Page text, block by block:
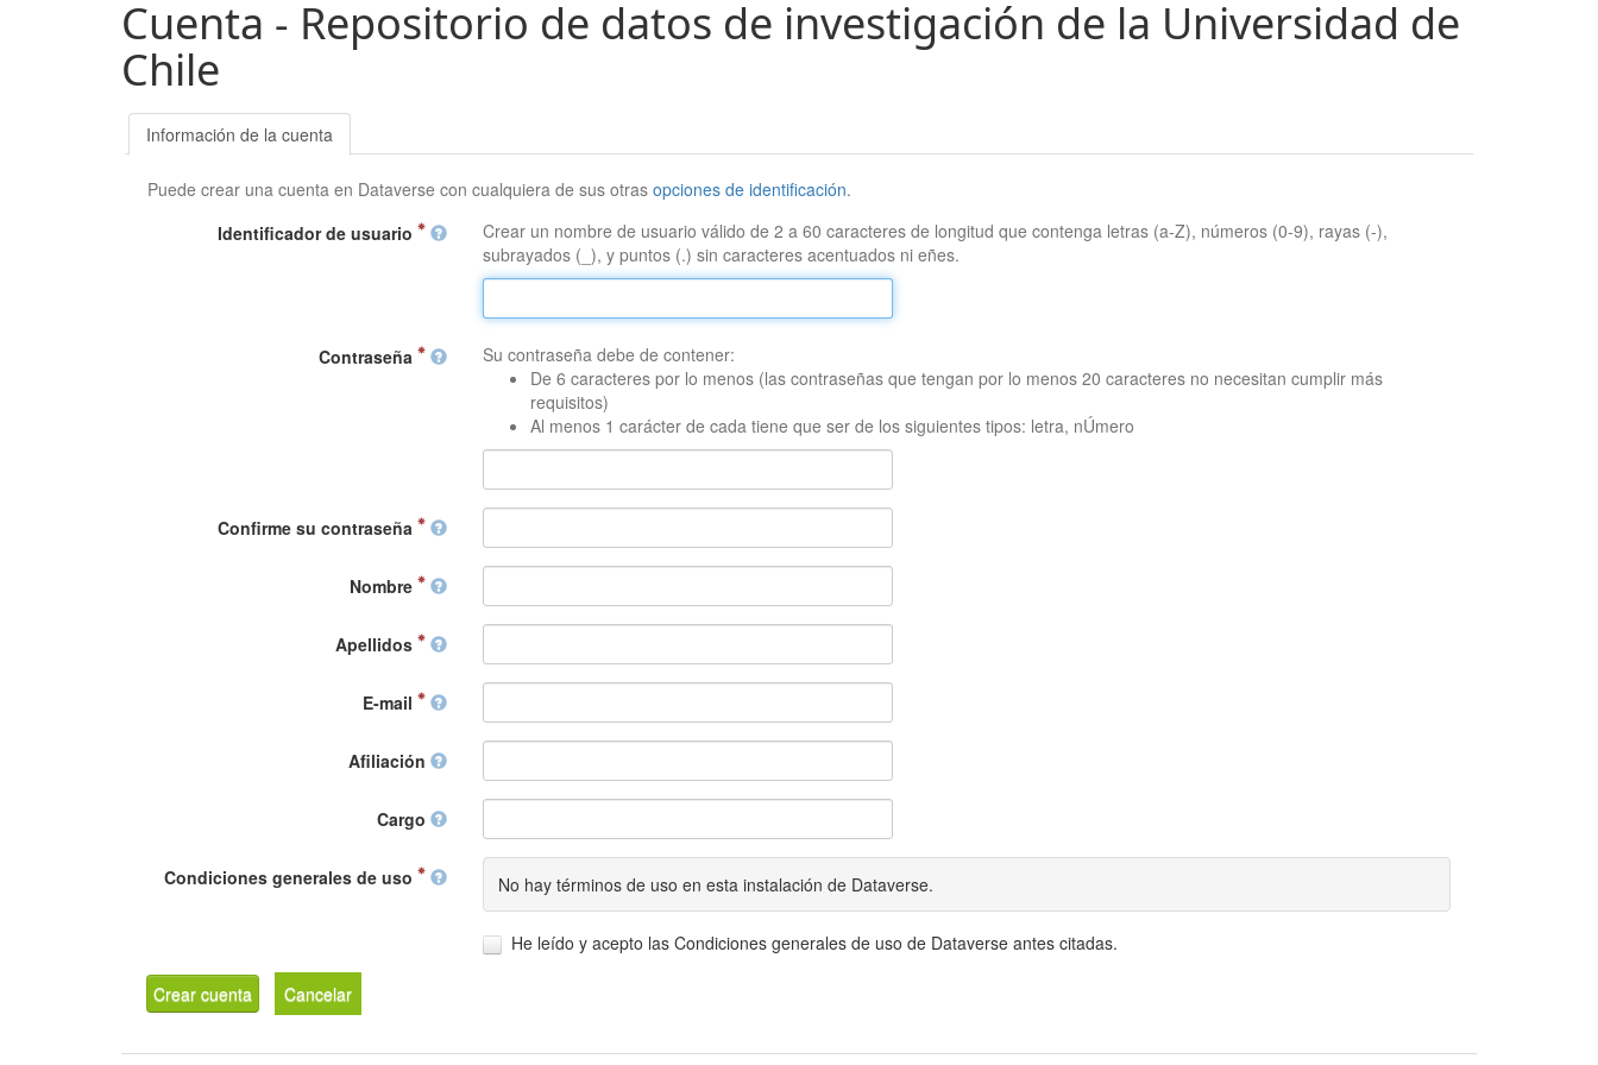
Cuenta - Repositorio de datos de investigación de la Universidad de
Chile
Información de la cuenta
Puede crear una cuenta en Dataverse con cualquiera de sus otrasopciones de identificación.
Identificador de usuario
Crear un nombre de usuario válido de 2 a 60 caracteres de longitud que contenga letras (a-Z), números (0-9), rayas (-),
subrayados (_), y puntos (.) sin caracteres acentuados ni eñes.
Contraseña
Su contraseña debe de contener:
De 6 caracteres por lo menos (las contraseñas que tengan por lo menos 20 caracteres no necesitan cumplir más
requisitos)
Al menos 1 carácter de cada tiene que ser de los siguientes tipos: letra, nÚmero
Confirme su contraseña
Nombre
Apellidos
E-mail
Afiliación
Cargo
Condiciones generales de uso No hay términos de uso en esta instalación de Dataverse.
He leído y acepto las Condiciones generales de uso de Dataverse antes citadas.
Crear cuenta Cancelar